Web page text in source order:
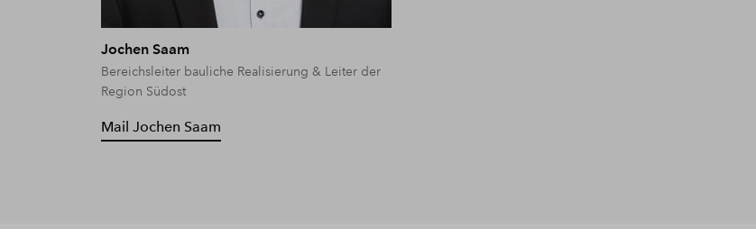
Jochen Saam
Bereichsleiter bauliche Realisierung & Leiter der
Region Südost
Mail Jochen Saam